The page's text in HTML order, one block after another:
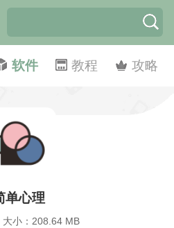
软件 教程 攻略
单心理
大小：208.64 MB